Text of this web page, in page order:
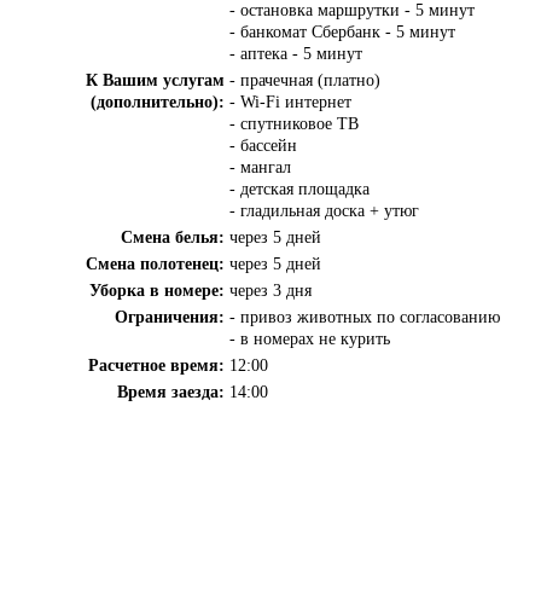
- остановка маршрутки - 5 минут
- банкомат Сбербанк - 5 минут
- аптека - 5 минут
К Вашим услугам
(дополнительно):
- прачечная (платно)
- Wi-Fi интернет
- спутниковое ТВ
- бассейн
- мангал
- детская площадка
- гладильная доска + утюг
Смена белья: через 5 дней
Смена полотенец: через 5 дней
Уборка в номере: через 3 дня
Ограничения: - привоз животных по согласованию
- в номерах не курить
Расчетное время: 12:00
Время заезда: 14:00